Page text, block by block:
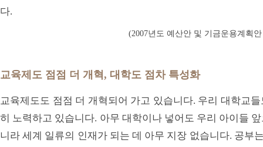
다.
(2007년도 예산안 및 기금운용계획
교육제도 점점 더 개혁, 대학도 점차 특성화
교육제도도 점점 더 개혁되어 가고 있습니다. 우리 대학교
히 노력하고 있습니다. 아무 대학이나 넣어도 우리 아이들
니라 세계 일류의 인재가 되는 데 아무 지장 없습니다. 공부